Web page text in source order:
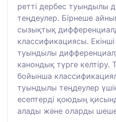
ретті дербес туындылы
теңдеулер. Бірнеше
сызықтық
классификациясы.
туындылы
канондық түрге келтіру.
бойынша
туындылы теңдеулер үшін
есептерді қоюдың
алады және оларды